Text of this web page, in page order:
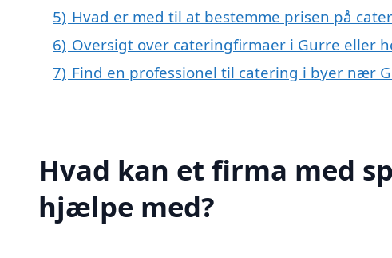
5) Hvad er med til at bestemme prisen på
6) Oversigt over cateringfirmaer i Gurre eller
7) Find en professionel til catering i byer nær
Hvad kan et firma med
hjælpe med?